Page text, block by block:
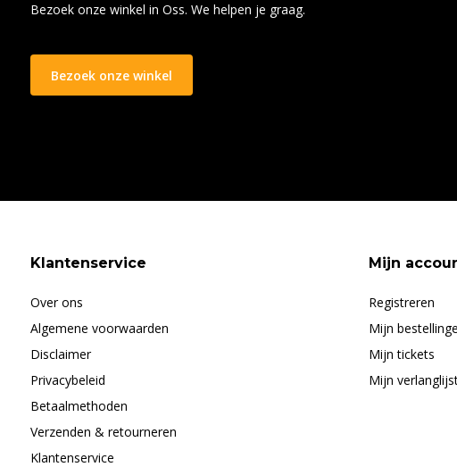
Bezoek onze winkel in Oss. We helpen je graag.
Bezoek onze winkel
Klantenservice
Over ons
Algemene voorwaarden
Disclaimer
Privacybeleid
Betaalmethoden
Verzenden & retourneren
Klantenservice
Mijn
Registreren
Mijn
Mijn tickets
Mijn